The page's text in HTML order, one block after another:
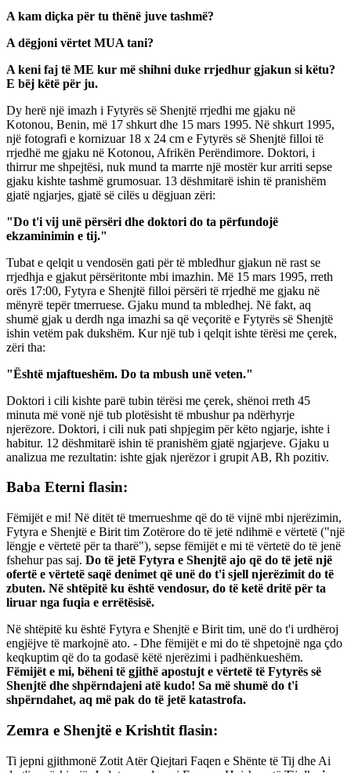
A kam diçka për tu thënë juve tashmë?
A dëgjoni vërtet MUA tani?
A keni faj të ME kur më shihni duke rrjedhur gjakun si këtu?
E bëj këtë për ju.
Dy herë një imazh i Fytyrës së Shenjtë rrjedhi me gjaku në
Kotonou, Benin, më 17 shkurt dhe 15 mars 1995. Në shkurt 1995,
një fotografi e kornizuar 18 x 24 cm e Fytyrës së Shenjtë filloi të
rrjedhë me gjaku në Kotonou, Afrikën Perëndimore. Doktori, i
thirrur me shpejtësi, nuk mund ta marrte një mostër kur arriti sepse
gjaku kishte tashmë grumosuar. 13 dëshmitarë ishin të pranishëm
gjatë ngjarjes, gjatë së cilës u dëgjuan zëri:
"Do t'i vij unë përsëri dhe doktori do ta përfundojë
ekzaminimin e tij."
Tubat e qelqit u vendosën gati për të mbledhur gjakun në rast se
rrjedhja e gjakut përsëritonte mbi imazhin. Më 15 mars 1995, rreth
orës 17:00, Fytyra e Shenjtë filloi përsëri të rrjedhë me gjaku në
mënyrë tepër tmerruese. Gjaku mund ta mbledhej. Në fakt, aq
shumë gjak u derdh nga imazhi sa që veçoritë e Fytyrës së Shenjtë
ishin vetëm pak dukshëm. Kur një tub i qelqit ishte tërësi me çerek,
zëri tha:
"Është mjaftueshëm. Do ta mbush unë veten."
Doktori i cili kishte parë tubin tërësi me çerek, shënoi rreth 45
minuta më vonë një tub plotësisht të mbushur pa ndërhyrje
njerëzore. Doktori, i cili nuk pati shpjegim për këto ngjarje, ishte i
habitur. 12 dëshmitarë ishin të pranishëm gjatë ngjarjeve. Gjaku u
analizua me rezultatin: ishte gjak njerëzor i grupit AB, Rh pozitiv.
Baba Eterni flasin:
Fëmijët e mi! Në ditët të tmerrueshme që do të vijnë mbi njerëzimin,
Fytyra e Shenjtë e Birit tim Zotërore do të jetë ndihmë e vërtetë ("një
lëngje e vërtetë për ta tharë"), sepse fëmijët e mi të vërtetë do të jenë
fshehur pas saj. Do të jetë Fytyra e Shenjtë ajo që do të jetë një
ofertë e vërtetë saqë denimet që unë do t'i sjell njerëzimit do të
zbuten. Në shtëpitë ku është vendosur, do të ketë dritë për ta
liruar nga fuqia e errëtësisë.
Në shtëpitë ku është Fytyra e Shenjtë e Birit tim, unë do t'i urdhëroj
engjëjve të markojnë ato. - Dhe fëmijët e mi do të shpetojnë nga çdo
keqkuptim që do ta godasë këtë njerëzimi i padhënkueshëm.
Fëmijët e mi, bëheni të gjithë apostujt e vërtetë të Fytyrës së
Shenjtë dhe shpërndajeni atë kudo! Sa më shumë do t'i
shpërndahet, aq më pak do të jetë katastrofa.
Zemra e Shenjtë e Krishtit flasin:
Ti jepni gjithmonë Zotit Atër Qiejtari Faqen e Shënte të Tij dhe Ai